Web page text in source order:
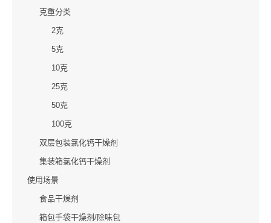
克重分类
2克
5克
10克
25克
50克
100克
双层包装氯化钙干燥剂
集装箱氯化钙干燥剂
使用场景
食品干燥剂
箱包手袋干燥剂/除味包